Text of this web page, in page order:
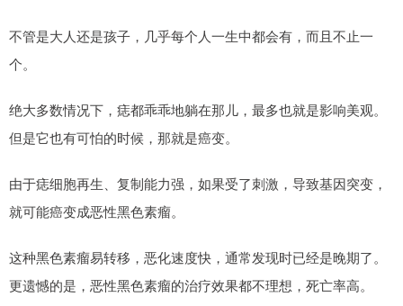
不管是大人还是孩子，几乎每个人一生中都会有，而且不止一
个。
绝大多数情况下，痣都乖乖地躺在那儿，最多也就是影响美观。
但是它也有可怕的时候，那就是癌变。
由于痣细胞再生、复制能力强，如果受了刺激，导致基因突变，
就可能癌变成恶性黑色素瘤。
这种黑色素瘤易转移，恶化速度快，通常发现时已经是晚期了。
更遗憾的是，恶性黑色素瘤的治疗效果都不理想，死亡率高。